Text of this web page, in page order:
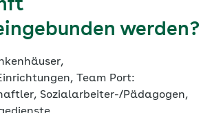
werden?
Team Port:
Sozialarbeiter-/Pädagogen,